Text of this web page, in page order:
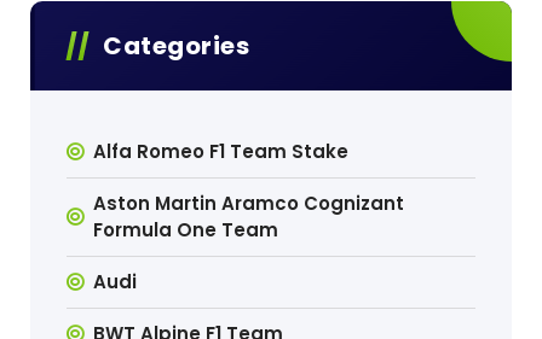
Categories
Alfa Romeo F1 Team Stake
Aston Martin Aramco Cognizant
Formula One Team
Audi